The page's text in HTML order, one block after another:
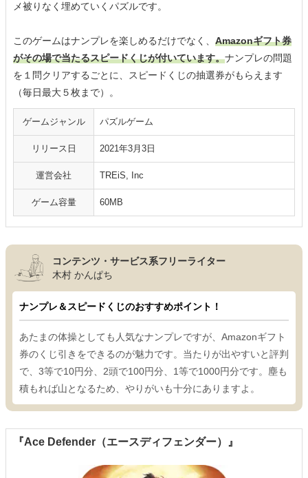
メ被りなく埋めていくパズルです。
このゲームはナンプレを楽しめるだけでなく、 Amazonギフト券
がその場で当たるスピードくじが付いています。ナンプレの問題
を１問クリアするごとに、スピードくじの抽選券がもらえます
（毎日最大５枚まで）。
ゲームジャンル パズルゲーム
リリース日 2021年3月3日
運営会社 TREiS, Inc
ゲーム容量 60MB
コンテンツ・サービス系フリーライター
木村 かんぱち
ナンプレ＆スピードくじのおすすめポイント！
あたまの体操としても人気なナンプレですが、Amazonギフト
券のくじ引きをできるのが魅力です。当たりが出やすいと評判
で、3等で10円分、2頭で100円分、1等で1000円分です。塵も
積もれば山となるため、やりがいも十分にありますよ。
『Ace Defender（エースディフェンダー）』